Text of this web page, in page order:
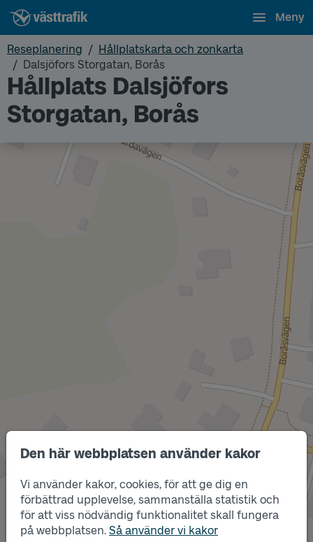
Den här webbplatsen använder kakor
Vi använder kakor, cookies, för att ge dig en
förbättrad upplevelse, sammanställa statistik och
för att viss nödvändig funktionalitet skall fungera
på webbplatsen. Så använder vi kakor
Meny
Reseplanering
Hållplatskarta och zonkarta
Dalsjöfors Storgatan, Borås
Hållplats Dalsjöfors
Storgatan, Borås
Läge
ALäge
B